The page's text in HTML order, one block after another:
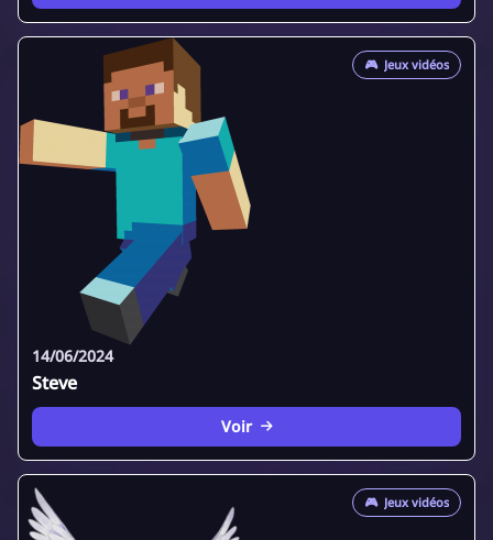
🎮 Jeux vidéos
14/06/2024
Steve
Voir
🎮 Jeux vidéos